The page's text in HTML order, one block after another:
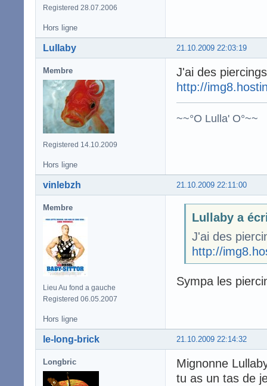
Registered 28.07.2006
Hors ligne
21.10.2009 22:03:19
Lullaby
Membre
Registered 14.10.2009
J'ai des
http://
~~°O Lulla' O°~~
Hors ligne
21.10.2009 22:11:00
vinlebzh
Membre
Lieu Au fond a gauche
Registered 06.05.2007
Lullaby a
J'ai des
http://
Sympa les
Hors ligne
21.10.2009 22:14:32
le-long-brick
Longbric
Mignonne
tu as un tas de